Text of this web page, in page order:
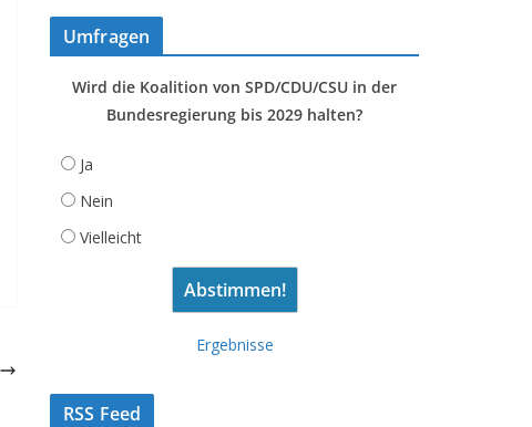
Umfragen
Wird die Koalition von SPD/CDU/CSU in der
Bundesregierung bis 2029 halten?
Ja
Nein
Vielleicht
Ergebnisse
RSS Feed